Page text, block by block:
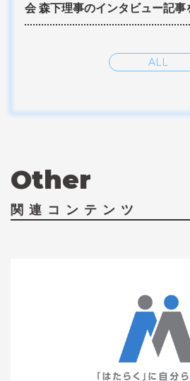
会 森下理事のインタビュー記事
ALL
Other
関連コンテンツ